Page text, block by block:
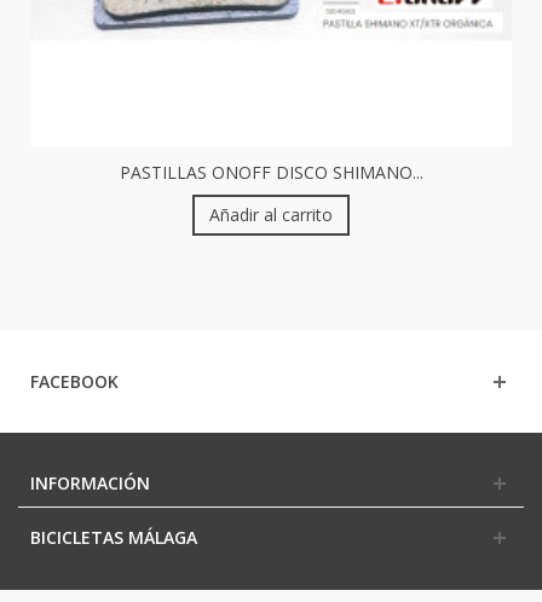
PASTILLAS ONOFF DISCO SHIMANO...
Añadir al carrito
FACEBOOK
INFORMACIÓN
BICICLETAS MÁLAGA